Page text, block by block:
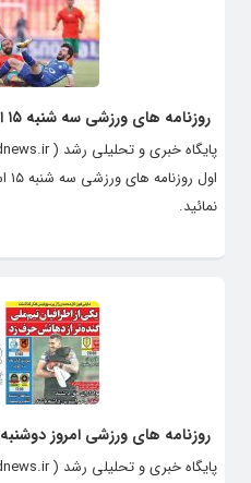
روزنامه های ورزشی سه شنبه ۱۵ اسفند ۱۴۰۲
نمائید.
روزنامه های ورزشی امروز دوشنبه ۱۴ اسفند ۱۴۰۲